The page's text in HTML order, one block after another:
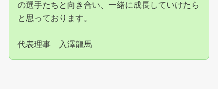
の選手たちと向き合い、一緒に成長していけたら
と思っております。
代表理事 入澤龍馬